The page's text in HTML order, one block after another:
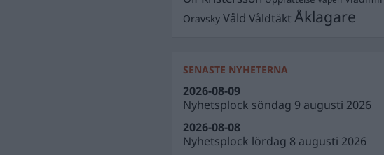
Oravsky Våld Våldtäkt Åklagare
SENASTE NYHETERNA
Nyhetsplock söndag 9 augusti 2026
2026-08-09
Nyhetsplock lördag 8 augusti 2026
2026-08-08